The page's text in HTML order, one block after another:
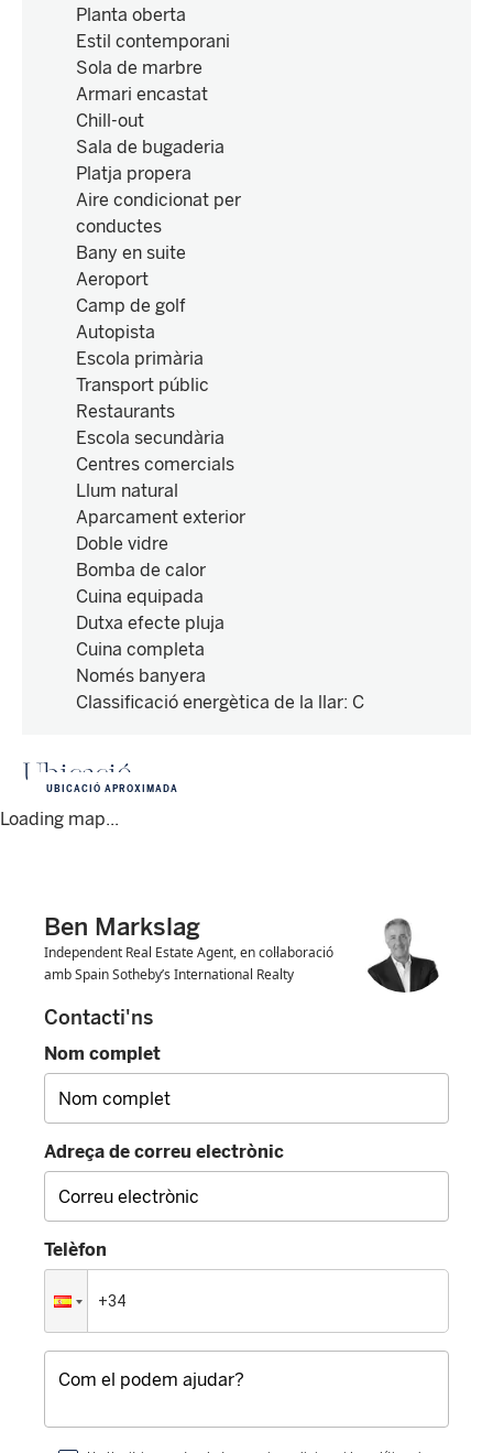
Planta oberta
Estil contemporani
Sola de marbre
Armari encastat
Chill-out
Sala de bugaderia
Platja propera
Aire condicionat per
conductes
Bany en suite
Aeroport
Camp de golf
Autopista
Escola primària
Transport públic
Restaurants
Escola secundària
Centres comercials
Llum natural
Aparcament exterior
Doble vidre
Bomba de calor
Cuina equipada
Dutxa efecte pluja
Cuina completa
Només banyera
Classificació energètica de la llar: C
Ubicació
Loading map...
UBICACIÓ APROXIMADA
Ben Markslag
Independent Real Estate Agent, en col·laboració
amb Spain Sotheby’s International Realty
Contacti'ns
Nom complet
Adreça de correu electrònic
Telèfon